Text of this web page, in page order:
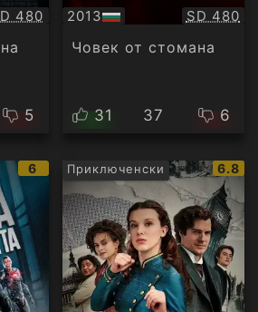
480
5
2013
БГ
аудио
SD 480
Човек от стомана
31 37 6
IMDb
рейтинг:
6 Приключенски
IMDb
6.8